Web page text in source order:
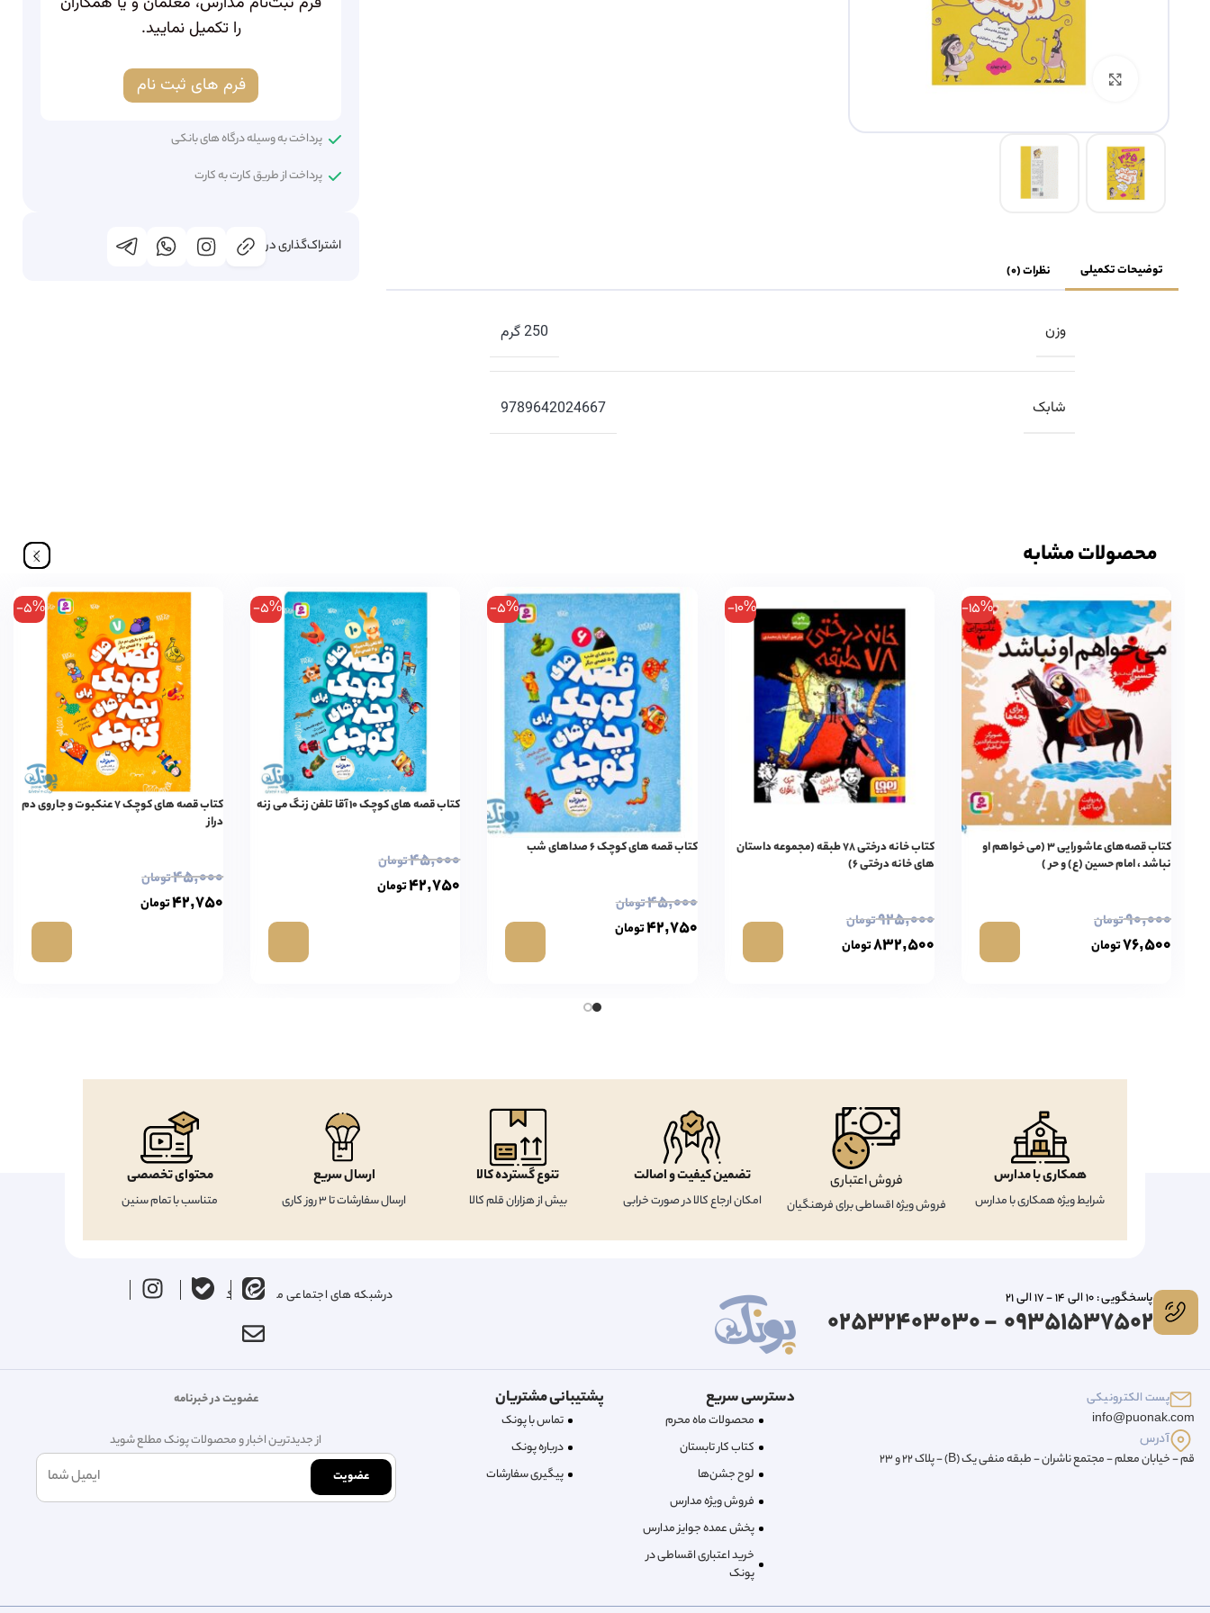
بزرگنمایی تصویر
توضیحات تکمیلی نظرات (0)
وزن 250 گرم
شابک 9789642024667
را تکمیل نمایید.
فرم های ثبت نام
پرداخت به وسیله درگاه های بانکی
پرداخت از طریق کارت به کارت
اشتراک‌گذاری در
محصولات مشابه
-15%
کتاب قصه‌های عاشورایی ۳ (می خواهم او
نباشد ، امام حسین (ع) و حر )
۹۰,۰۰۰تومان
۷۶,۵۰۰تومان
-10%
کتاب خانه درختی ۷۸ طبقه (مجموعه داستان
های خانه درختی ۶)
۹۲۵,۰۰۰تومان
۸۳۲,۵۰۰تومان
-5%
کتاب قصه های کوچک ۶ صداهای شب
۴۵,۰۰۰تومان
۴۲,۷۵۰تومان
-5%
کتاب قصه های کوچک ۱۰ آقا تلفن زنگ می زنه
۴۵,۰۰۰تومان
۴۲,۷۵۰تومان
-5%
کتاب قصه های کوچک ۷ عنکبوت و جاروی دم
دراز
۴۵,۰۰۰تومان
۴۲,۷۵۰تومان
همکاری با مدارس
شرایط ویژه همکاری با مدارس
فروش اعتباری
فروش ویژه اقساطی برای فرهنگیان
تضمین کیفیت و اصالت
امکان ارجاع کالا در صورت خرابی
تنوع گسترده کالا
بیش از هزاران قلم کالا
ارسال سریع
ارسال سفارشات تا 3 روز کاری
محتوای تخصصی
متناسب با تمام سنین
پاسخگویی : 10 الی 14 - 17 الی 21
09351537502 - 02532403030
درشبکه های اجتماعی ما را دنبال کنید
پست الکترونیکی
info@puonak.com
آدرس
قم - خیابان معلم - مجتمع ناشران - طبقه منفی یک (B) - پلاک 22 و 23
دسترسی سریع
محصولات ماه محرم
کتاب کار تابستان
لوح جشن‌ها
فروش ویژه مدارس
پخش عمده جوایز مدارس
خرید اعتباری اقساطی در
پونک
پشتیبانی مشتریان
تماس با پونک
درباره‌ پونک
پیگیری سفارشات
عضویت در خبرنامه
از جدیدترین اخبار و محصولات پونک مطلع شوید
عضویت